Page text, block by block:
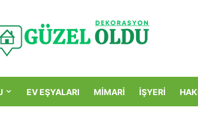
EV EŞYALARI MIMARI İŞYERI